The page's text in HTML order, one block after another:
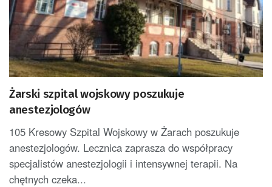
Żarski szpital wojskowy poszukuje
anestezjologów
105 Kresowy Szpital Wojskowy w Żarach poszukuje
anestezjologów. Lecznica zaprasza do współpracy
specjalistów anestezjologii i intensywnej terapii. Na
chętnych czeka...